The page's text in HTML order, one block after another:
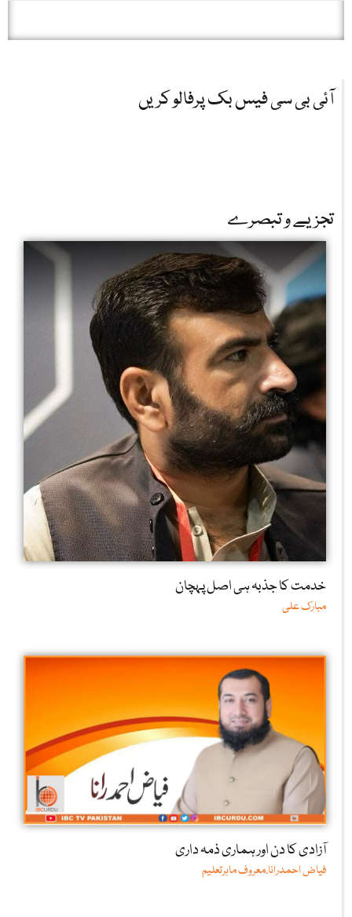
آئی بی سی فیس بک پرفالو کریں
تجزیے و تبصرے
خدمت کا جذبہ ہی اصل پہچان
مبارک علی
آزادی کا دن اور ہماری ذمہ داری
فیاض احمدرانا،معروف ماہرتعلیم